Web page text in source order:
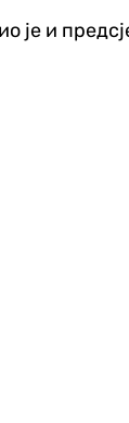
је и